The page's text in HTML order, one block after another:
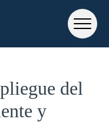
del
y